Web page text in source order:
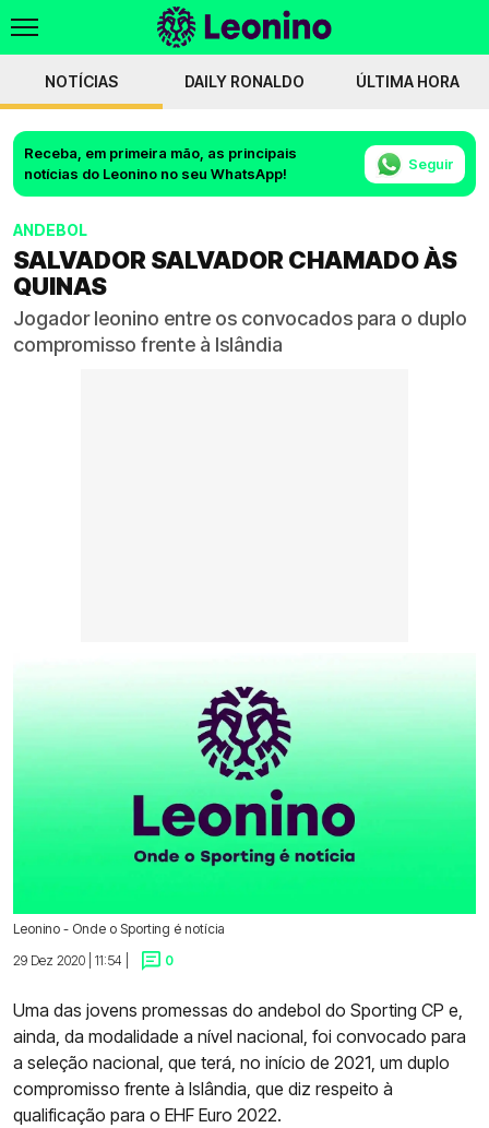
NOTÍCIAS DAILY RONALDO ÚLTIMA HORA
Receba, em primeira mão, as principais
notícias do Leonino no seu WhatsApp!
Seguir
ANDEBOL
SALVADOR SALVADOR CHAMADO ÀS
QUINAS
Jogador leonino entre os convocados para o duplo
compromisso frente à Islândia
Leonino - Onde o Sporting é notícia
29 Dez 2020 | 11:54 |
0
Uma das jovens promessas do andebol do Sporting CP e,
ainda, da modalidade a nível nacional, foi convocado para
a seleção nacional, que terá, no início de 2021, um duplo
compromisso frente à Islândia, que diz respeito à
qualificação para o EHF Euro 2022.